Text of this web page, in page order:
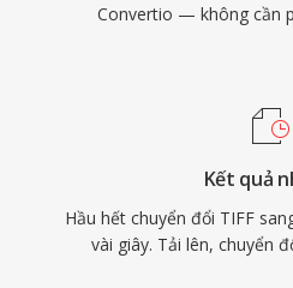
Convertio — không cần
Kết quả
Hầu hết chuyển đổi TIFF
vài giây. Tải lên, chuyển